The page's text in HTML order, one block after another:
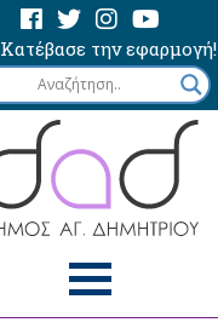
Κατέβασε την εφαρμογή!